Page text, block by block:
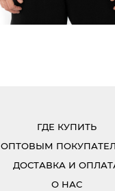
ГДЕ КУПИТЬ
ОПТОВЫМ
ДОСТАВКА И
О НАС